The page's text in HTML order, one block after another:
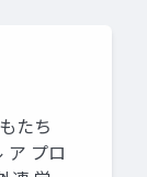
たち
ア プロ